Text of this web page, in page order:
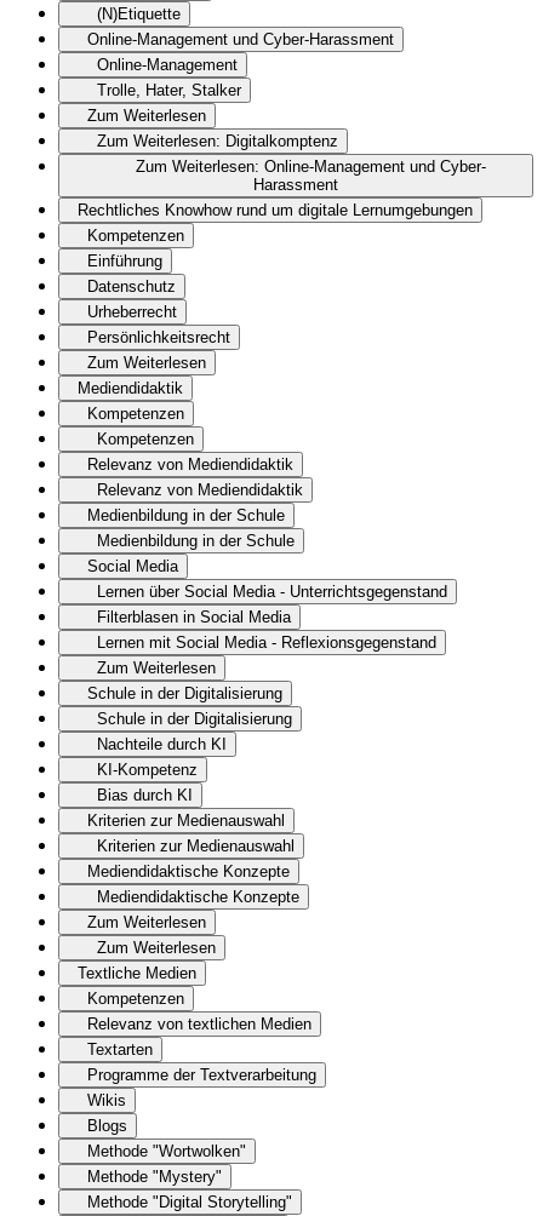
(N)Etiquette
Online-Management und Cyber-Harassment
Online-Management
Trolle, Hater, Stalker
Zum Weiterlesen
Zum Weiterlesen: Digitalkomptenz
Zum Weiterlesen: Online-Management und Cyber-
Harassment
Rechtliches Knowhow rund um digitale Lernumgebungen
Kompetenzen
Einführung
Datenschutz
Urheberrecht
Persönlichkeitsrecht
Zum Weiterlesen
Mediendidaktik
Kompetenzen
Kompetenzen
Relevanz von Mediendidaktik
Relevanz von Mediendidaktik
Medienbildung in der Schule
Medienbildung in der Schule
Social Media
Lernen über Social Media - Unterrichtsgegenstand
Filterblasen in Social Media
Lernen mit Social Media - Reflexionsgegenstand
Zum Weiterlesen
Schule in der Digitalisierung
Schule in der Digitalisierung
Nachteile durch KI
KI-Kompetenz
Bias durch KI
Kriterien zur Medienauswahl
Kriterien zur Medienauswahl
Mediendidaktische Konzepte
Mediendidaktische Konzepte
Zum Weiterlesen
Zum Weiterlesen
Textliche Medien
Kompetenzen
Relevanz von textlichen Medien
Textarten
Programme der Textverarbeitung
Wikis
Blogs
Methode "Wortwolken"
Methode "Mystery"
Methode "Digital Storytelling"